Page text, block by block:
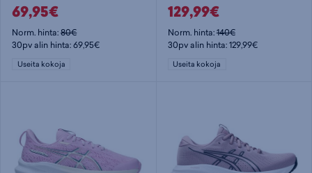
69,95€
Norm. hinta:80€
30pv alin hinta: 69,95€
Useita kokoja
129,99€
Norm. hinta:140€
30pv alin hinta: 129,99€
Useita kokoja